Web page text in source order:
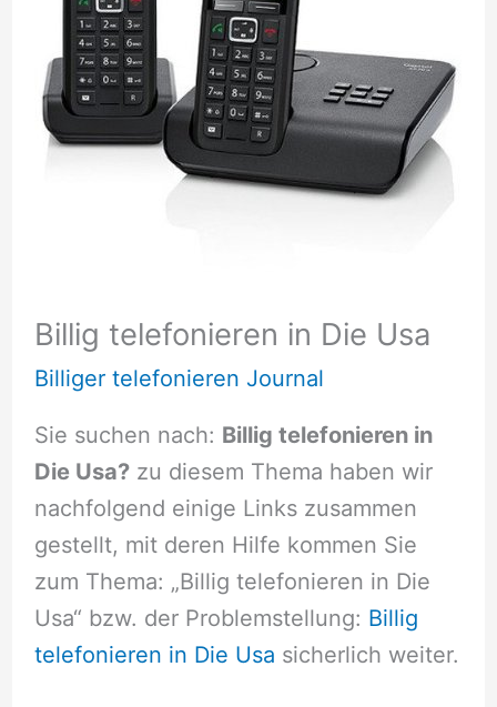
Billig telefonieren in Die Usa
Billiger telefonieren Journal
Sie suchen nach: Billig telefonieren in
Die Usa?zu diesem Thema haben wir
nachfolgend einige Links zusammen
gestellt, mit deren Hilfe kommen Sie
zum Thema: „Billig telefonieren in Die
Usa“ bzw. der Problemstellung: Billig
telefonieren in Die Usa sicherlich weiter.